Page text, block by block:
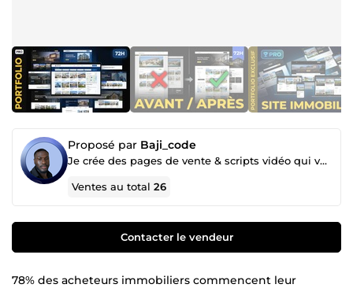
Proposé par Baji_code
Je crée des pages de vente & scripts vidéo qui vendent à votre place
Ventes au total26
Contacter le vendeur
78% des acheteurs immobiliers commencent leur